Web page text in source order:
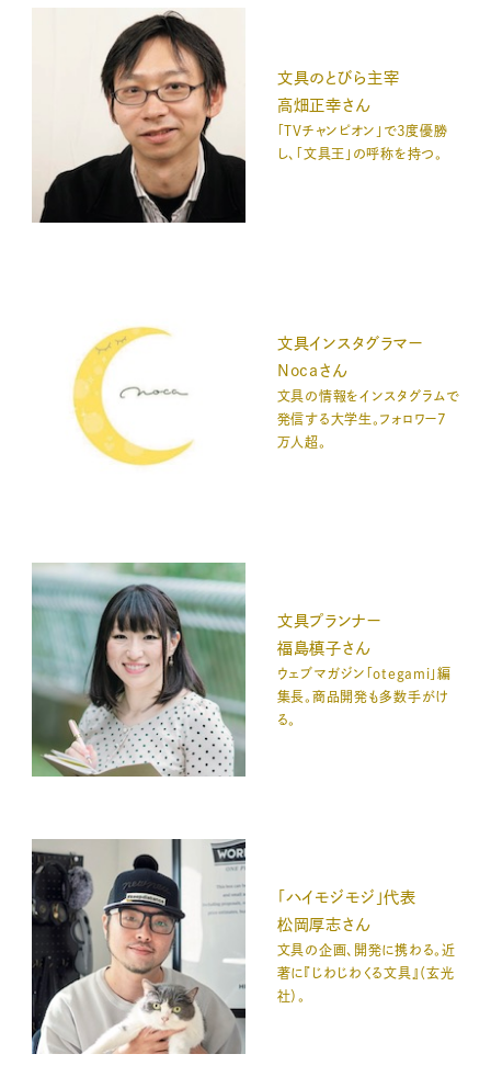
文具のとびら主宰
高畑正幸さん
「TVチャンピオン」で3度優勝
し、「文具王」の呼称を持つ。
文具インスタグラマー
Nocaさん
文具の情報をインスタグラムで
発信する大学生。フォロワー7
万人超。
文具プランナー
福島槙子さん
ウェブマガジン「otegami」編
集長。商品開発も多数手がけ
る。
「ハイモジモジ」代表
松岡厚志さん
文具の企画、開発に携わる。近
著に『じわじわくる文具』（玄光
社）。